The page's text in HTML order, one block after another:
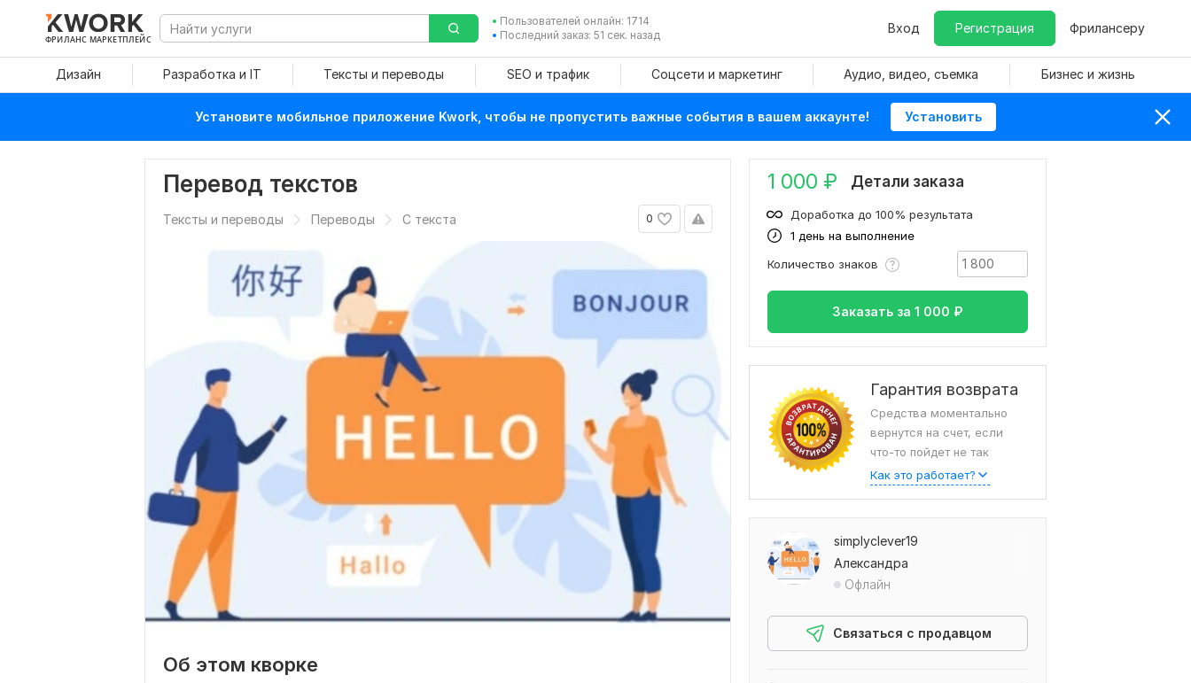
ФРИЛАНС МАРКЕТПЛЕЙС
Пользователей онлайн: 1714
Последний заказ: 51 сек. назад
Вход Регистрация Фрилансеру
Дизайн Разработка и IT Тексты и переводы SEO и трафик Соцсети и маркетинг Аудио, видео, съемка Бизнес и жизнь
Установите мобильное приложение Kwork, чтобы не пропустить важные события в вашем аккаунте! Установить
Перевод текстов
0
Тексты и переводы Переводы С текста
Об этом кворке
1 000 ₽ Детали заказа
1 день на выполнение
Доработка до 100% результата
Количество знаков
Заказать за 1 000 ₽
Гарантия возврата
Средства моментально
вернутся на счет, если
что-то пойдет не так
Как это работает?
simplyclever19
Александра
Офлайн
Связаться с продавцом